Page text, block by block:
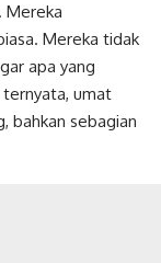
Mereka
Mereka tidak
apa yang
umat
bahkan sebagian